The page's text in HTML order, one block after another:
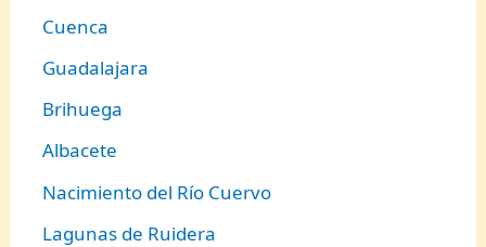
Cuenca
Guadalajara
Brihuega
Albacete
Nacimiento del Río Cuervo
Lagunas de Ruidera